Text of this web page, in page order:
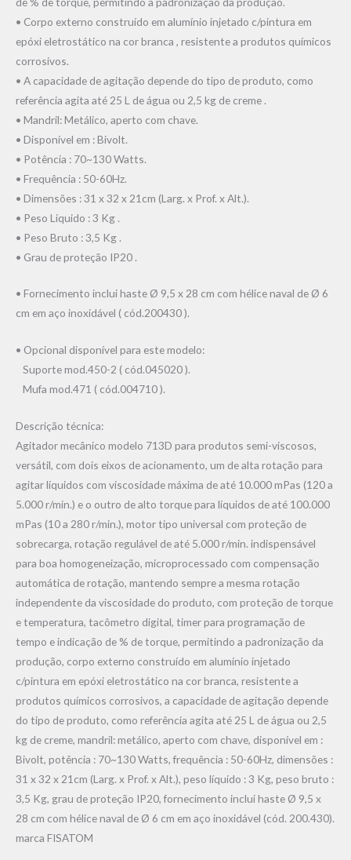
• Corpo externo construído em alumínio injetado c/pintura em
epóxi eletrostático na cor branca , resistente a produtos químicos
corrosivos.
• A capacidade de agitação depende do tipo de produto, como
referência agita até 25 L de água ou 2,5 kg de creme .
• Mandril: Metálico, aperto com chave.
• Disponível em : Bivolt.
• Potência : 70~130 Watts.
• Frequência : 50-60Hz.
• Dimensões : 31 x 32 x 21cm (Larg. x Prof. x Alt.).
• Peso Liquido : 3 Kg .
• Peso Bruto : 3,5 Kg .
• Grau de proteção IP20 .
• Fornecimento inclui haste Ø 9,5 x 28 cm com hélice naval de Ø 6
cm em aço inoxidável ( cód.200430 ).
• Opcional disponível para este modelo:
Suporte mod.450-2 ( cód.045020 ).
Mufa mod.471 ( cód.004710 ).
Descrição técnica:
Agitador mecânico modelo 713D para produtos semi-viscosos,
versátil, com dois eixos de acionamento, um de alta rotação para
agitar líquidos com viscosidade máxima de até 10.000 mPas (120 a
5.000 r/min.) e o outro de alto torque para líquidos de até 100.000
mPas (10 a 280 r/min.), motor tipo universal com proteção de
sobrecarga, rotação regulável de até 5.000 r/min. indispensável
para boa homogeneização, microprocessado com compensação
automática de rotação, mantendo sempre a mesma rotação
independente da viscosidade do produto, com proteção de torque
e temperatura, tacômetro digital, timer para programação de
tempo e indicação de % de torque, permitindo a padronização da
produção, corpo externo construído em alumínio injetado
c/pintura em epóxi eletrostático na cor branca, resistente a
produtos químicos corrosivos, a capacidade de agitação depende
do tipo de produto, como referência agita até 25 L de água ou 2,5
kg de creme, mandril: metálico, aperto com chave, disponível em :
Bivolt, potência : 70~130 Watts, frequência : 50-60Hz, dimensões :
31 x 32 x 21cm (Larg. x Prof. x Alt.), peso líquido : 3 Kg, peso bruto :
3,5 Kg, grau de proteção IP20, fornecimento inclui haste Ø 9,5 x
28 cm com hélice naval de Ø 6 cm em aço inoxidável (cód. 200.430).
marca FISATOM